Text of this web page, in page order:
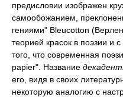
предисловии изображен
самообожанием,
гениями" Bleucotton
теорией красок в поэзии и
того, что современная
papier". Название
его, видя в своих
некоторую аналогию с